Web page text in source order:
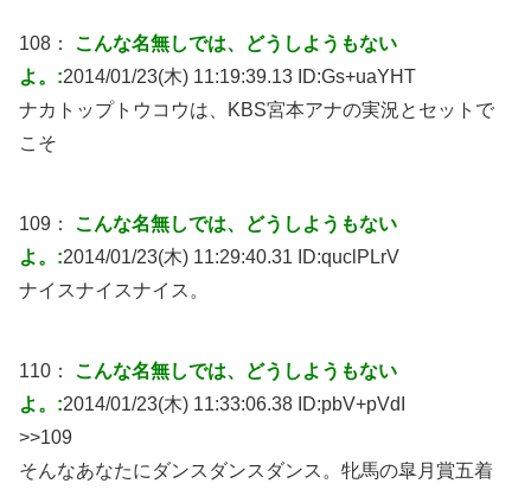
108： こんな名無しでは、どうしようもない
よ。:2014/01/23(木) 11:19:39.13 ID:Gs+uaYHT
ナカトップトウコウは、KBS宮本アナの実況とセットで
こそ
109： こんな名無しでは、どうしようもない
よ。:2014/01/23(木) 11:29:40.31 ID:quclPLrV
ナイスナイスナイス。
110： こんな名無しでは、どうしようもない
よ。:2014/01/23(木) 11:33:06.38 ID:pbV+pVdI
>>109
そんなあなたにダンスダンスダンス。牝馬の皐月賞五着